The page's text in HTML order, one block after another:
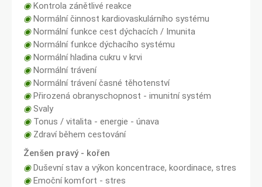
◉Kontrola zánětlivé reakce
◉Normální činnost kardiovaskulárního systému
◉Normální funkce cest dýchacích / Imunita
◉Normální funkce dýchacího systému
◉Normální hladina cukru v krvi
◉Normální trávení
◉Normální trávení časné těhotenství
◉Přirozená obranyschopnost - imunitní systém
◉Svaly
◉Tonus / vitalita - energie - únava
◉Zdraví během cestování
Ženšen pravý - kořen
◉Duševní stav a výkon koncentrace, koordinace, stres
◉Emoční komfort - stres